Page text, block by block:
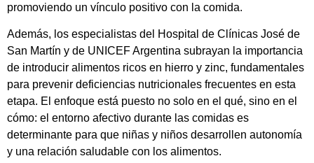
promoviendo un vínculo positivo con la comida.
Además, los especialistas del Hospital de Clínicas José de
San Martín y de UNICEF Argentina subrayan la importancia
de introducir alimentos ricos en hierro y zinc, fundamentales
para prevenir deficiencias nutricionales frecuentes en esta
etapa. El enfoque está puesto no solo en el qué, sino en el
cómo: el entorno afectivo durante las comidas es
determinante para que niñas y niños desarrollen autonomía
y una relación saludable con los alimentos.